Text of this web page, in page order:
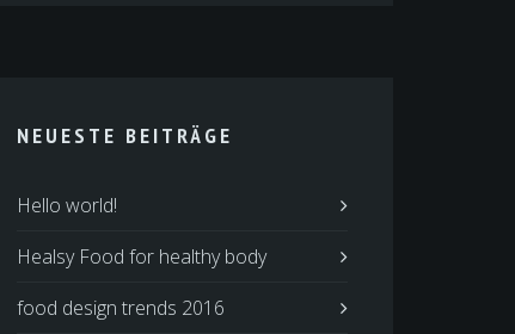
NEUESTE BEITRÄGE
Hello world!
Healsy Food for healthy body
food design trends 2016